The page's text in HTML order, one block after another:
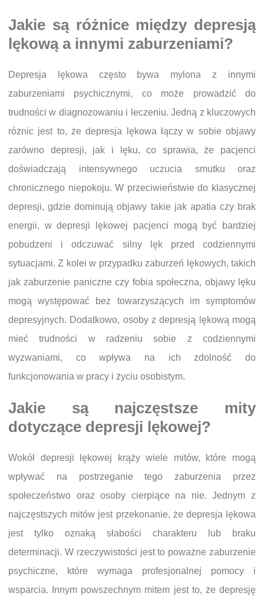
Jakie są różnice między depresją
lękową a innymi zaburzeniami?
Depresja lękowa często bywa mylona z innymi
zaburzeniami psychicznymi, co może prowadzić do
trudności w diagnozowaniu i leczeniu. Jedną z kluczowych
różnic jest to, że depresja lękowa łączy w sobie objawy
zarówno depresji, jak i lęku, co sprawia, że pacjenci
doświadczają intensywnego uczucia smutku oraz
chronicznego niepokoju. W przeciwieństwie do klasycznej
depresji, gdzie dominują objawy takie jak apatia czy brak
energii, w depresji lękowej pacjenci mogą być bardziej
pobudzeni i odczuwać silny lęk przed codziennymi
sytuacjami. Z kolei w przypadku zaburzeń lękowych, takich
jak zaburzenie paniczne czy fobia społeczna, objawy lęku
mogą występować bez towarzyszących im symptomów
depresyjnych. Dodatkowo, osoby z depresją lękową mogą
mieć trudności w radzeniu sobie z codziennymi
wyzwaniami, co wpływa na ich zdolność do
funkcjonowania w pracy i życiu osobistym.
Jakie są najczęstsze mity
dotyczące depresji lękowej?
Wokół depresji lękowej krąży wiele mitów, które mogą
wpływać na postrzeganie tego zaburzenia przez
społeczeństwo oraz osoby cierpiące na nie. Jednym z
najczęstszych mitów jest przekonanie, że depresja lękowa
jest tylko oznaką słabości charakteru lub braku
determinacji. W rzeczywistości jest to poważne zaburzenie
psychiczne, które wymaga profesjonalnej pomocy i
wsparcia. Innym powszechnym mitem jest to, że depresję